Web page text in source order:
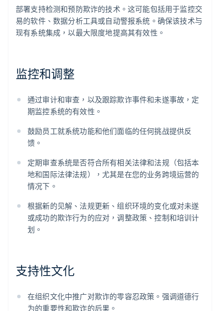
部署支持检测和预防欺诈的技术。这可能包括用于监控交
易的软件、数据分析工具或自动警报系统。确保该技术与
现有系统集成，以最大限度地提高其有效性。
监控和调整
通过审计和审查，以及跟踪欺诈事件和未遂事故，定
期监控系统的有效性。
鼓励员工就系统功能和他们面临的任何挑战提供反
馈。
定期审查系统是否符合所有相关法律和法规（包括本
地和国际法律法规），尤其是在您的业务跨境运营的
情况下。
根据新的见解、法规更新、组织环境的变化或对未遂
或成功的欺诈行为的应对，调整政策、控制和培训计
划。
支持性文化
在组织文化中推广对欺诈的零容忍政策。强调道德行
为的重要性和欺诈的后果。
阿联酋
English
爱尔兰
English
奥地利
DeutschEnglish
English
巴西